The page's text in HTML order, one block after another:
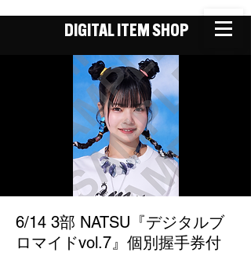
DIGITAL ITEM SHOP
6/14 3部 NATSU『デジタルブ
ロマイドvol.7』個別握手券付